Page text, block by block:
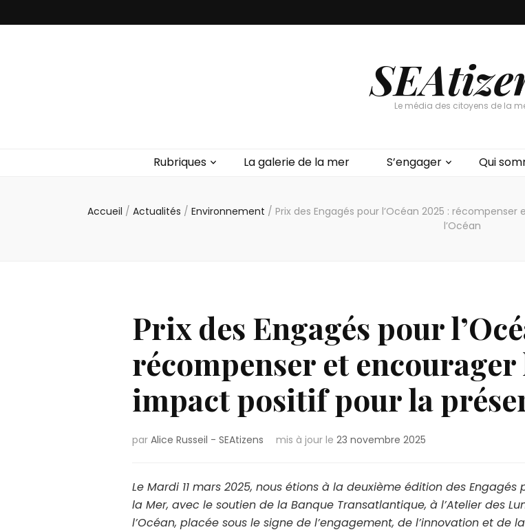
Le média des citoyens de la
Rubriques La galerie de la mer S’engager Qui
Accueil / Actualités / Environnement / Prix des Engagés pour l’Océan 2025 :
l’Océan
Prix des Engagés pour
récompenser et encourager
impact positif pour la
par Alice Russeil - SEAtizens mis à jour le 23 novembre 2025
Le Mardi 11 mars 2025, nous étions à la deuxième édition des
la Mer, avec le soutien de la Banque Transatlantique, à l’Atelier des
l’Océan, placée sous le signe de l’engagement, de l’innovation et de